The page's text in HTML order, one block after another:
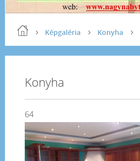
Képgaléria Konyha
Konyha
64